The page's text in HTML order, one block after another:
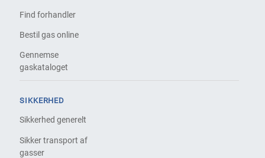
Find forhandler
Bestil gas online
Gennemse
gaskataloget
SIKKERHED
Sikkerhed generelt
Sikker transport af
gasser